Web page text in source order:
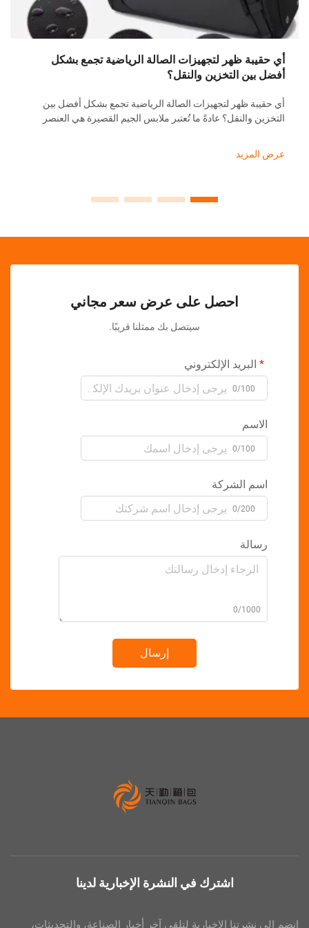
ظهر لتجهيزات الصالة الرياضية تجمع بشكل
التخزين والنقل؟
ظهر لتجهيزات الصالة الرياضية تجمع بشكل أفضل بين
عادةً ما تُعتبر ملابس الجيم القصيرة هي العنصر
بوضوح أنها أكثر من ذلك بكثير. إن ...
يحدث
عرض
احصل على عرض سعر مجاني
سيتصل بك ممثلنا قريبًا.
الإلكتروني
اشترك في النشرة الإخبارية لدينا
الإخبارية لتلقي آخر أخبار الصناعة، والتحديثات،